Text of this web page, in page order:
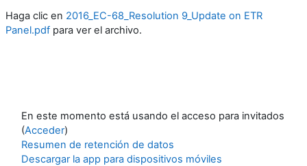
Haga clic en 2016_EC-68_Resolution 9_Update on ETR
Panel.pdf para ver el archivo.
En este momento está usando el acceso para invitados
(Acceder)
Resumen de retención de datos
Descargar la app para dispositivos móviles